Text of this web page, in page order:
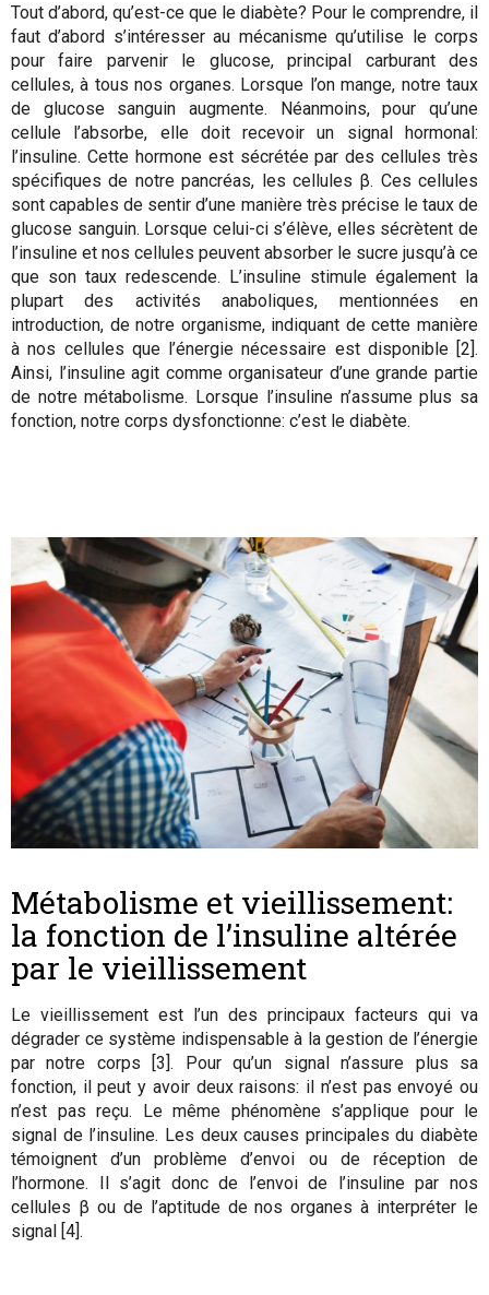
Tout d’abord, qu’est-ce que le diabète? Pour le comprendre, il
faut d’abord s’intéresser au mécanisme qu’utilise le corps
pour faire parvenir le glucose, principal carburant des
cellules, à tous nos organes. Lorsque l’on mange, notre taux
de glucose sanguin augmente. Néanmoins, pour qu’une
cellule l’absorbe, elle doit recevoir un signal hormonal:
l’insuline. Cette hormone est sécrétée par des cellules très
spécifiques de notre pancréas, les cellules β. Ces cellules
sont capables de sentir d’une manière très précise le taux de
glucose sanguin. Lorsque celui-ci s’élève, elles sécrètent de
l’insuline et nos cellules peuvent absorber le sucre jusqu’à ce
que son taux redescende. L’insuline stimule également la
plupart des activités anaboliques, mentionnées en
introduction, de notre organisme, indiquant de cette manière
à nos cellules que l’énergie nécessaire est disponible [2].
Ainsi, l’insuline agit comme organisateur d’une grande partie
de notre métabolisme. Lorsque l’insuline n’assume plus sa
fonction, notre corps dysfonctionne: c’est le diabète.
Métabolisme et vieillissement:
la fonction de l’insuline altérée
par le vieillissement
Le vieillissement est l’un des principaux facteurs qui va
dégrader ce système indispensable à la gestion de l’énergie
par notre corps [3]. Pour qu’un signal n’assure plus sa
fonction, il peut y avoir deux raisons: il n’est pas envoyé ou
n’est pas reçu. Le même phénomène s’applique pour le
signal de l’insuline. Les deux causes principales du diabète
témoignent d’un problème d’envoi ou de réception de
l’hormone. Il s’agit donc de l’envoi de l’insuline par nos
cellules β ou de l’aptitude de nos organes à interpréter le
signal [4].